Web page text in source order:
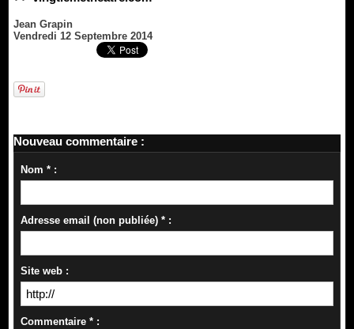
Jean Grapin
Vendredi 12 Septembre 2014
Nouveau commentaire :
Nom * :
Adresse email (non publiée) * :
Site web :
Commentaire * :